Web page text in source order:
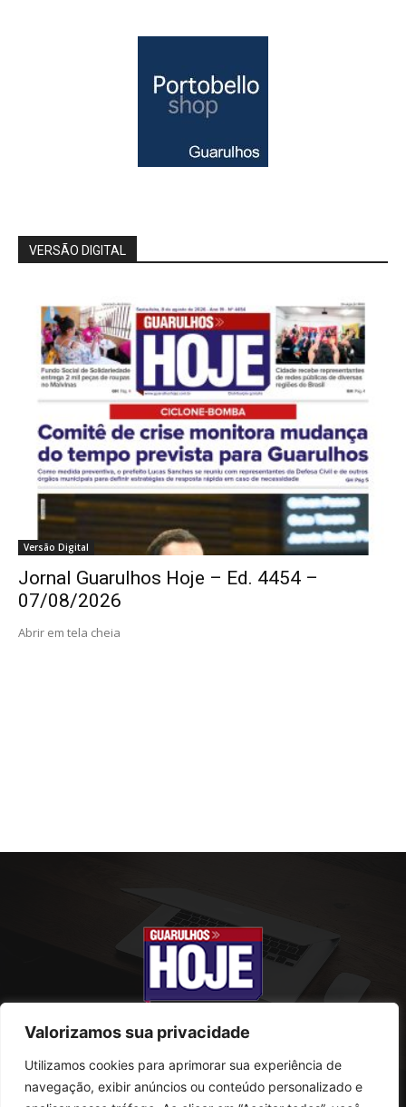
Valorizamos sua privacidade
Utilizamos cookies para aprimorar sua experiência de
navegação, exibir anúncios ou conteúdo personalizado e
VERSÃO DIGITAL
Versão Digital
Jornal Guarulhos Hoje – Ed. 4454 –
07/08/2026
Abrir em tela cheia
SOBRE NÓS